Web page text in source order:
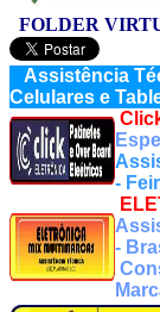
FOLDER
Assistência
Celulares e
-
-